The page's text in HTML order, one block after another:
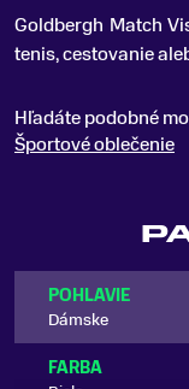
Goldbergh Match
tenis, cestovanie
Hľadáte podobné
Športové oblečenie
POHLAVIE
Dámske
FARBA